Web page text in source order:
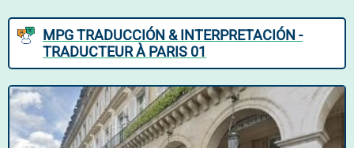
MPG TRADUCCIÓN & INTERPRETACIÓN -
TRADUCTEUR À PARIS 01